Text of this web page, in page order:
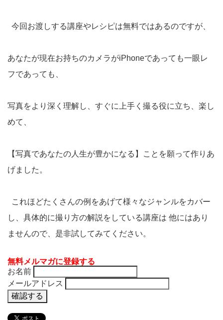
今回お渡しする講座やレシピは無料ではあるのですが、
あなたが現在お持ちのカメラがiPhoneであっても一眼レ
フであっても、
写真をより深く理解し、すぐに上手く撮る役に立ち、楽し
めて、
【写真であなたの人生が豊かになる】ことを願って作りあ
げました。
これほどたくさんの例をあげて様々なジャンルをカバー
し、具体的に撮り方の解説をしている講座は 他にはあり
ませんので、是非試してみてください。
無料メルマガに登録する
お名前
メールアドレス